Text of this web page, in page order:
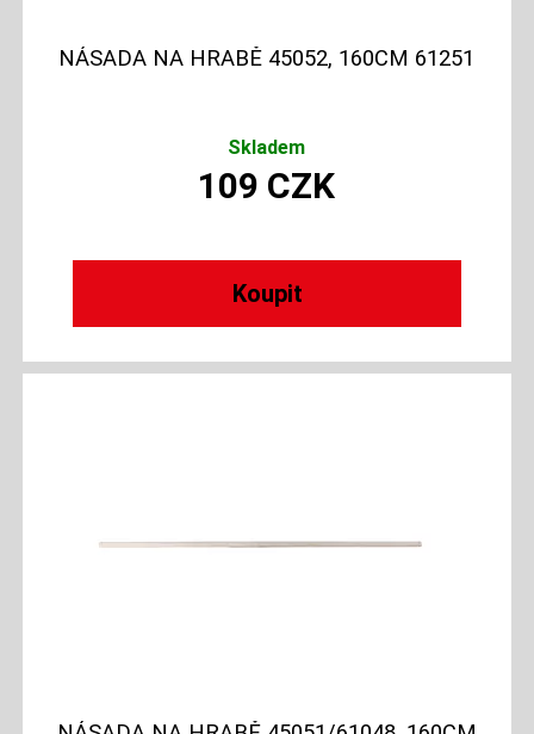
NÁSADA NA HRABĚ 45052, 160CM 61251
Skladem
109 CZK